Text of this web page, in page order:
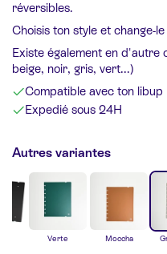
réversibles.
Choisis ton style et change-
Existe également en d'autre
beige, noir, gris, vert...)
Compatible avec ton libup
Expedié sous 24H
Autres variantes
Verte Moccha